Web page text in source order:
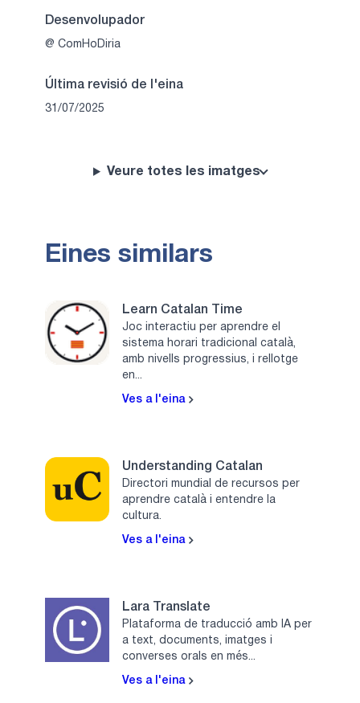
Desenvolupador
@ ComHoDiria
Última revisió de l'eina
31/07/2025
Veure totes les imatges
Eines similars
Learn Catalan Time
Joc interactiu per aprendre el
sistema horari tradicional català,
amb nivells progressius, i rellotge
en...
Ves a l'eina
Understanding Catalan
Directori mundial de recursos per
aprendre català i entendre la
cultura.
Ves a l'eina
Lara Translate
Plataforma de traducció amb IA per
a text, documents, imatges i
converses orals en més...
Ves a l'eina